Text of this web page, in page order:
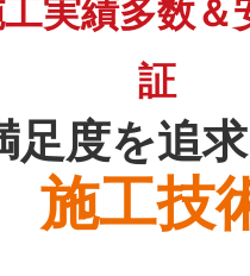
実績多数＆
証
足度を追
施工技